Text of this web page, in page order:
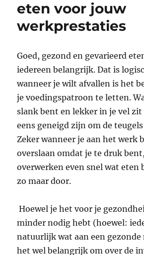
eten voor jouw
werkprestaties
Goed, gezond en gevarieerd
iedereen belangrijk. Dat is
wanneer je wilt afvallen is het
je voedingspatroon te letten.
slank bent en lekker in je vel zit
eens geneigd zijn om de
Zeker wanneer je aan het werk
overslaan omdat je te druk
overwerken even snel wat eten
zo maar door.
Hoewel je het voor je
minder nodig hebt (hoewel:
natuurlijk wat aan een
het wel belangrijk om over de